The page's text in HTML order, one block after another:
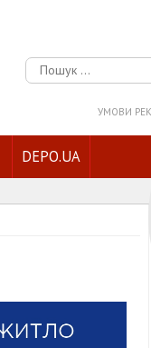
Пошук:
УМОВИ
DEPO.UA